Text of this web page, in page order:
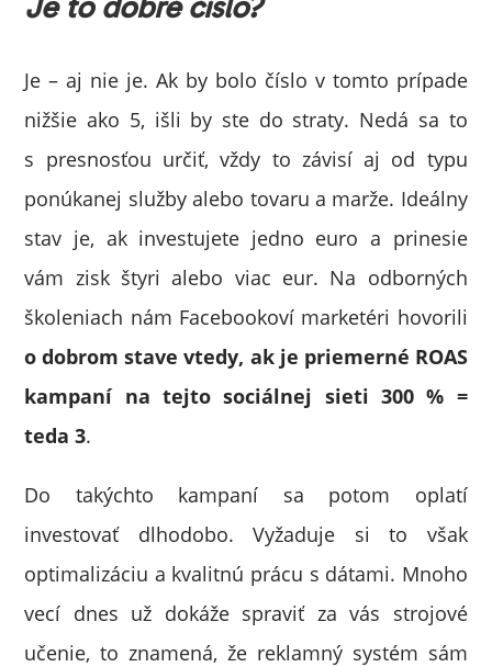
Je – aj nie je. Ak by bolo číslo v tomto prípade
nižšie ako 5, išli by ste do straty. Nedá sa to
s presnosťou určiť, vždy to závisí aj od typu
ponúkanej služby alebo tovaru a marže. Ideálny
stav je, ak investujete jedno euro a prinesie
vám zisk štyri alebo viac eur. Na odborných
školeniach nám Facebookoví marketéri hovorili
o dobrom stave vtedy, ak je priemerné ROAS
kampaní na tejto sociálnej sieti 300 % =
teda 3.
Do takýchto kampaní sa potom oplatí
investovať dlhodobo. Vyžaduje si to však
optimalizáciu a kvalitnú prácu s dátami. Mnoho
vecí dnes už dokáže spraviť za vás strojové
učenie, to znamená, že reklamný systém sám